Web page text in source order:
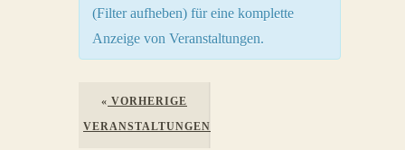
(Filter aufheben) für eine komplette
Anzeige von Veranstaltungen.
« VORHERIGE
VERANSTALTUNGEN